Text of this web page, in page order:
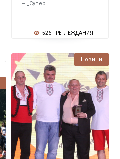
– „Супер.
526 ПРЕГЛЕЖДАНИЯ
Новини